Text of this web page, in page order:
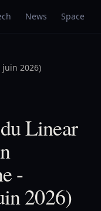
News Space
juin 2026)
Linear
-
2026)